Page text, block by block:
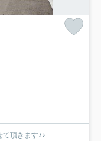
て頂きます♪♪